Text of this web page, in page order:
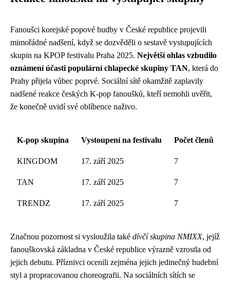
Fanoušci korejské popové hudby v České republice projevili
mimořádné nadšení, když se dozvěděli o sestavě vystupujících
skupin na KPOP festivalu Praha 2025. Největší ohlas vzbudilo
oznámení účasti populární chlapecké skupiny TAN, která do
Prahy přijela vůbec poprvé. Sociální sítě okamžitě zaplavily
nadšené reakce českých K-pop fanoušků, kteří nemohli uvěřit,
že konečně uvidí své oblíbence naživo.
K-pop skupina Vystoupení na festivalu Počet členů
KINGDOM 17. září 2025 7
TAN 17. září 2025 7
TRENDZ 17. září 2025 7
Značnou pozornost si vysloužila také dívčí skupina NMIXX, jejíž
fanouškovská základna v České republice výrazně vzrostla od
jejich debutu. Příznivci ocenili zejména jejich jedinečný hudební
styl a propracovanou choreografii. Na sociálních sítích se